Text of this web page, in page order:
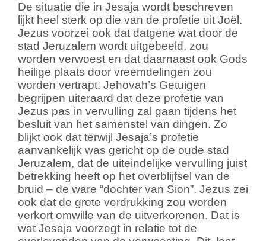
De situatie die in Jesaja wordt beschreven
lijkt heel sterk op die van de profetie uit Joël.
Jezus voorzei ook dat datgene wat door de
stad Jeruzalem wordt uitgebeeld, zou
worden verwoest en dat daarnaast ook Gods
heilige plaats door vreemdelingen zou
worden vertrapt. Jehovah’s Getuigen
begrijpen uiteraard dat deze profetie van
Jezus pas in vervulling zal gaan tijdens het
besluit van het samenstel van dingen. Zo
blijkt ook dat terwijl Jesaja’s profetie
aanvankelijk was gericht op de oude stad
Jeruzalem, dat de uiteindelijke vervulling juist
betrekking heeft op het overblijfsel van de
bruid – de ware “dochter van Sion”. Jezus zei
ook dat de grote verdrukking zou worden
verkort omwille van de uitverkorenen. Dat is
wat Jesaja voorzegt in relatie tot de